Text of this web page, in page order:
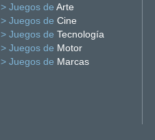
> Juegos de Arte
> Juegos de Cine
> Juegos de Tecnología
> Juegos de Motor
> Juegos de Marcas